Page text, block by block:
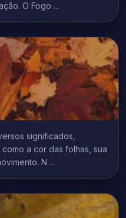
O Fogo ...
significados,
a cor das folhas, sua
N ...